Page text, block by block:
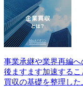
事業承継や業界再編
後ますます加速する
買収の基礎を整理し